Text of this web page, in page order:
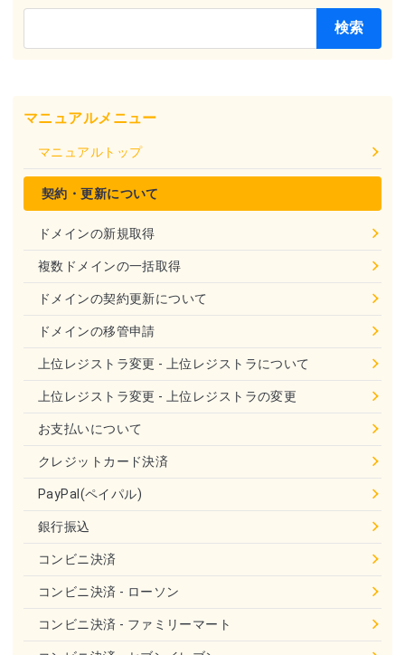
マニュアルメニュー
マニュアルトップ
契約・更新について
ドメインの新規取得
複数ドメインの一括取得
ドメインの契約更新について
ドメインの移管申請
上位レジストラ変更 - 上位レジストラについて
上位レジストラ変更 - 上位レジストラの変更
お支払いについて
クレジットカード決済
PayPal(ペイパル)
銀行振込
コンビニ決済
コンビニ決済 - ローソン
コンビニ決済 - ファミリーマート